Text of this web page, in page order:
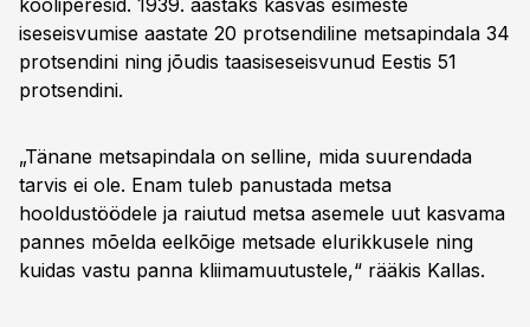
kooliperesid. 1939. aastaks kasvas esimeste
iseseisvumise aastate 20 protsendiline metsapindala 34
protsendini ning jõudis taasiseseisvunud Eestis 51
protsendini.
„Tänane metsapindala on selline, mida suurendada
tarvis ei ole. Enam tuleb panustada metsa
hooldustöödele ja raiutud metsa asemele uut kasvama
pannes mõelda eelkõige metsade elurikkusele ning
kuidas vastu panna kliimamuutustele,“ rääkis Kallas.